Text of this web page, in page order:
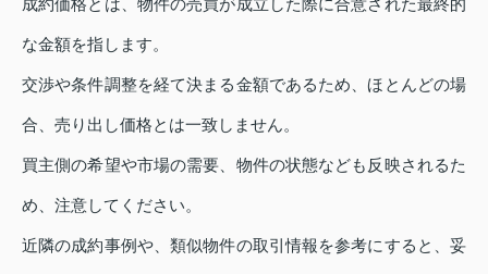
成約価格とは、物件の売買が成立した際に合意された最終的
な金額を指します。
交渉や条件調整を経て決まる金額であるため、ほとんどの場
合、売り出し価格とは一致しません。
買主側の希望や市場の需要、物件の状態なども反映されるた
め、注意してください。
近隣の成約事例や、類似物件の取引情報を参考にすると、妥